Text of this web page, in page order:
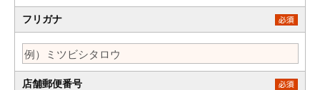
フリガナ
店舗郵便番号